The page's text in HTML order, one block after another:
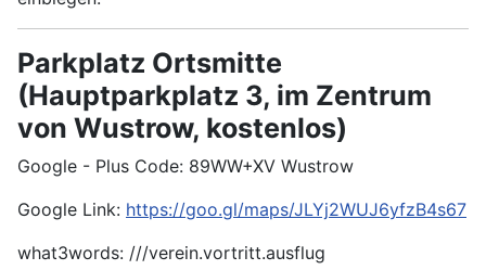
Parkplatz Ortsmitte
(Hauptparkplatz 3, im Zentrum
von Wustrow, kostenlos)
Google - Plus Code: 89WW+XV Wustrow
Google Link: https://goo.gl/maps/JLYj2WUJ6yfzB4s67
what3words: ///verein.vortritt.ausflug